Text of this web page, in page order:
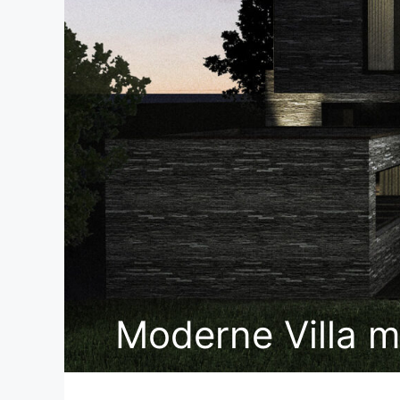
Moderne Villa